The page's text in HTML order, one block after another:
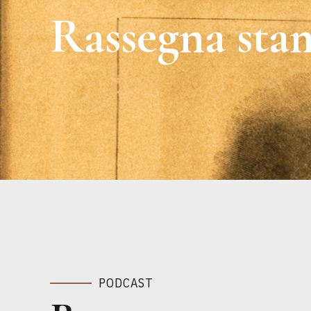
Rassegna
PODCAST